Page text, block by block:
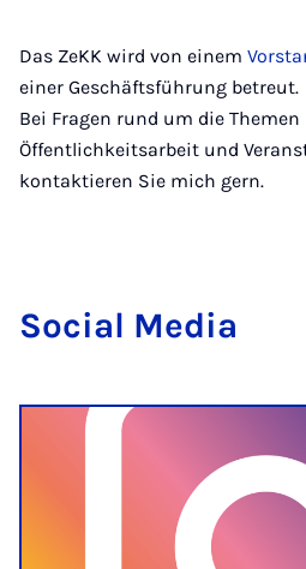
Das ZeKK wird von einem
einer Geschäftsführung betreut.
Bei Fragen rund um die Themen
Öffentlichkeitsarbeit und
kontaktieren Sie mich gern.
So­cial Me­dia